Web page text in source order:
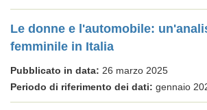
Le donne e l'automobile:
femminile in Italia
Pubblicato in data: 26 marzo 2025
Periodo di riferimento dei dati: gennaio